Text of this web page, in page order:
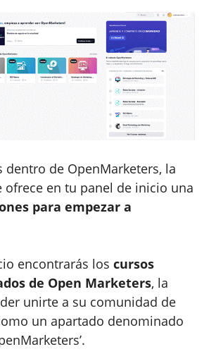
dentro de OpenMarketers, la
ofrece en tu panel de inicio una
para empezar a
encontrarás los cursos
de Open Marketers, la
unirte a su comunidad de
un apartado denominado